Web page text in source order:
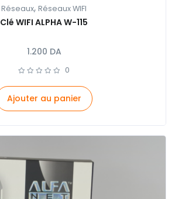
Réseaux, Réseaux WIFI
Clé WIFI ALPHA W-115
1.200 DA
0
Ajouter au panier